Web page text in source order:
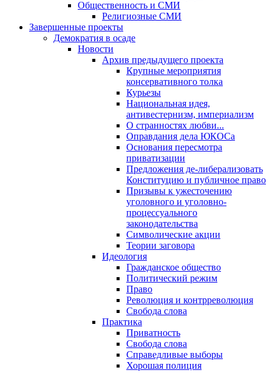
Общественность и СМИ
Религиозные СМИ
Завершенные проекты
Демократия в осаде
Новости
Архив предыдущего проекта
Крупные мероприятия
консервативного толка
Курьезы
Национальная идея,
антивестернизм, империализм
О странностях любви...
Оправдания дела ЮКОСа
Основания пересмотра
приватизации
Предложения де-либерализовать
Конституцию и публичное право
Призывы к ужесточению
уголовного и уголовно-
процессуального
законодательства
Символические акции
Теории заговора
Идеология
Гражданское общество
Политический режим
Право
Революция и контрреволюция
Свобода слова
Практика
Приватность
Свобода слова
Справедливые выборы
Хорошая полиция